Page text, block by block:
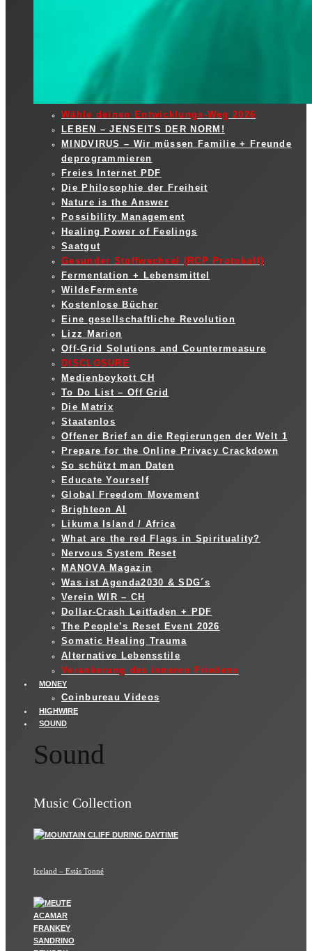
Wähle deinen Entwicklungs-Weg 2026
LEBEN – JENSEITS DER NORM!
MINDVIRUS – Wir müssen Familie + Freunde
deprogrammieren
Freies Internet PDF
Die Philosophie der Freiheit
Nature is the Answer
Possibility Management
Healing Power of Feelings
Saatgut
Gesunder Stoffwechsel (RCP Protokoll)
Fermentation + Lebensmittel
WildeFermente
Kostenlose Bücher
Eine gesellschaftliche Revolution
Lizz Marion
Off-Grid Solutions and Countermeasure
DISCLOSURE
Medienboykott CH
To Do List – Off Grid
Die Matrix
Staatenlos
Offener Brief an die Regierungen der Welt 1
Prepare for the Online Privacy Crackdown
So schützt man Daten
Educate Yourself
Global Freedom Movement
Brighteon AI
Likuma Island / Africa
What are the red Flags in Spirituality?
Nervous System Reset
MANOVA Magazin
Was ist Agenda2030 & SDG´s
Verein WIR – CH
Dollar-Crash Leitfaden + PDF
The People’s Reset Event 2026
Somatic Healing Trauma
Alternative Lebensstile
Verankerung des inneren Friedens
MONEY
Coinbureau Videos
HIGHWIRE
SOUND
Sound
Music Collection
Iceland – Estás Tonné